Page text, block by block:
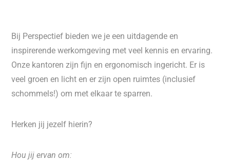
Bij Perspectief bieden we je een uitdagende en
inspirerende werkomgeving met veel kennis en ervaring.
Onze kantoren zijn fijn en ergonomisch ingericht. Er is
veel groen en licht en er zijn open ruimtes (inclusief
schommels!) om met elkaar te sparren.
Herken jij jezelf hierin?
Hou jij ervan om: